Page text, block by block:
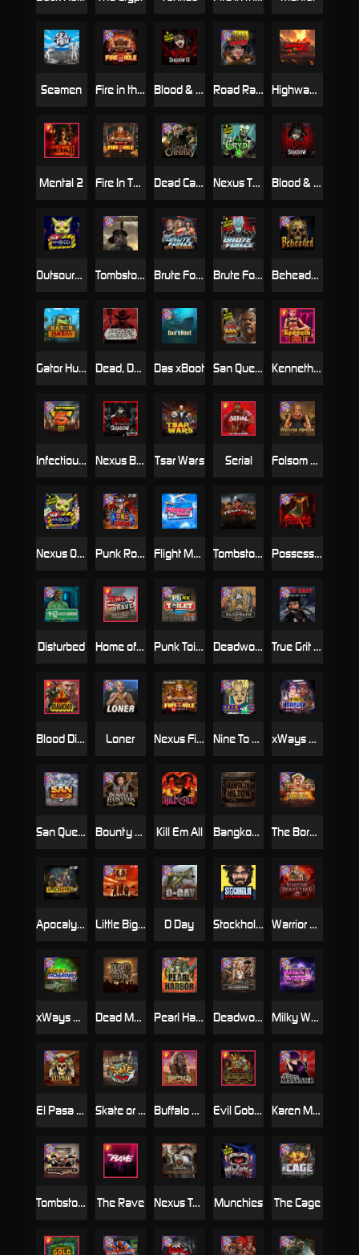
Nexus Blood & Shadow
Seamen
Kill Em All
Blood Diamond
Dead, Dead, or Deader
Nexus Fire In The Hole xBomb
Highway to Hell
Dead Men Walking
Tsar Wars
Brute Force
Home of the Brave
Mental 2
Tombstone Slaughter
San Quentin 2: Death Row
Blood & Shadow
Blood & Shadow 2
Munchies
Skate or Die
Stockholm Syndrome
Apocalypse Super xNudge
Outsourced
Punk Rocker 2
Deadwood R.I.P
Beheaded
Bangkok Hilton
Brute Force: Alien Onslaught
Nexus Outsourced
Nexus The Crypt
Nexus Tombstone RIP
Gator Hunters
Loner
Kenneth Must Die
Tombstone RIP
Fire in the Hole 2
Fire In The Hole xBomb
Tombstone No Mercy
Folsom Prison
Das xBoot
Road Rage
The Cage
xWays Hoarder 2
Nine To Five
Bounty Hunters xNudge®
El Pasa Gunfight xNudge
Warrior Graveyard xNudge
Flight Mode
Little Bighorn
Evil Goblins xBomb
San Quentin xWays
Serial
Punk Toilet
Possessed
Deadwood xNudge
Disturbed
Buffalo Hunter
Milky Ways
Pearl Harbor
Infectious 5 xWays
Dead Canary
True Grit Redemption
xWays Hoarder xSplit
Karen Maneater
D Day
The Border
The Rave